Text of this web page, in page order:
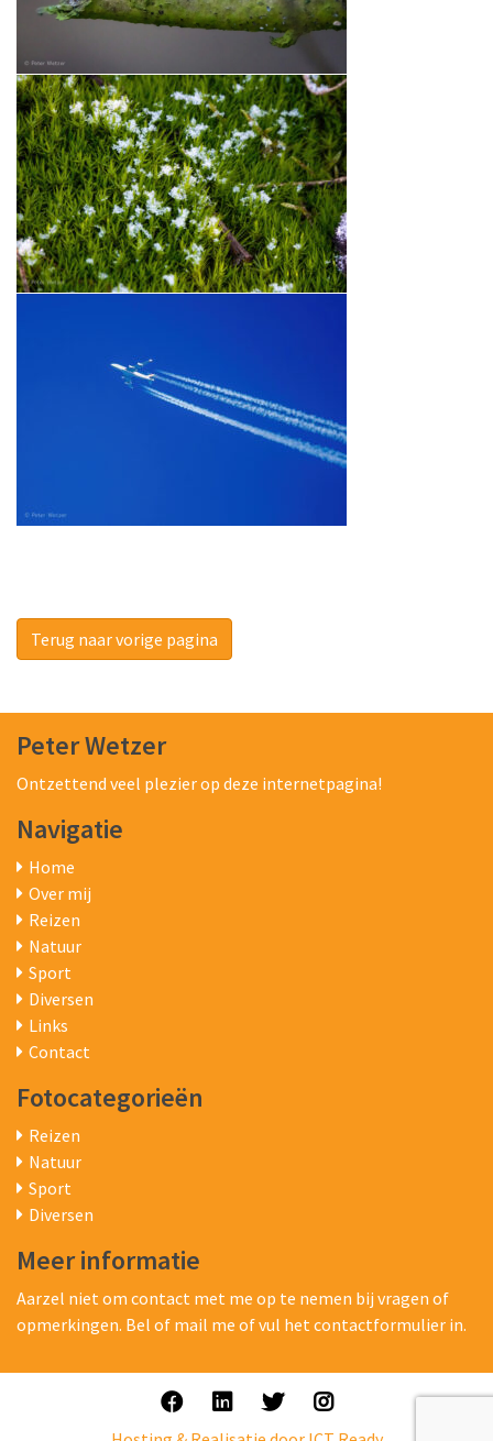
Terug naar vorige pagina
Peter Wetzer
Ontzettend veel plezier op deze internetpagina!
Navigatie
Home
Over mij
Reizen
Natuur
Sport
Diversen
Links
Contact
Fotocategorieën
Reizen
Natuur
Sport
Diversen
Meer informatie
Aarzel niet om contact met me op te nemen bij vragen of
opmerkingen. Bel of mail me of vul het contactformulier in.